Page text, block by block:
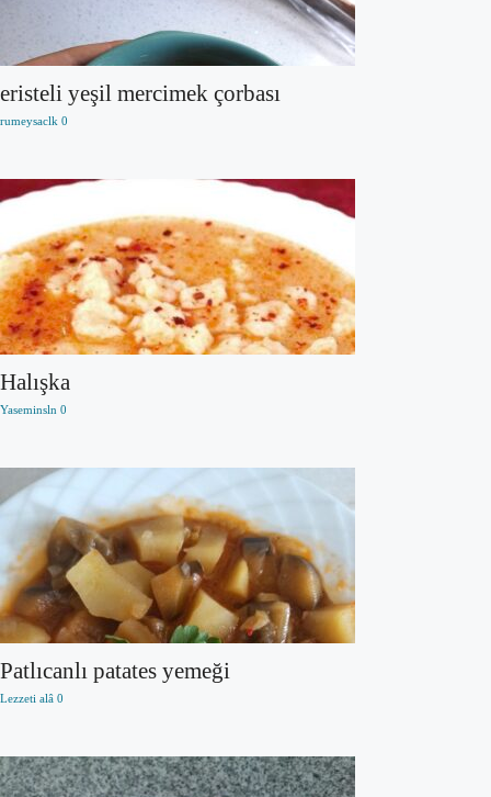
eristeli yeşil mercimek çorbası
rumeysaclk 0
Halışka
Yaseminsln 0
Patlıcanlı patates yemeği
Lezzeti alâ 0